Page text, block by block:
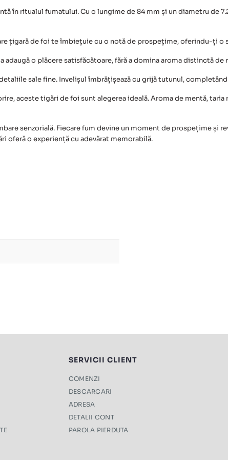
în ritualul fumatului. Cu o lungime de 84 mm și un diametru de
țigară de foi te îmbiețuie cu o notă de prospețime, oferindu-ți o
o plăcere satisfăcătoare, fără a domina aroma distinctă de
sale fine. Invelișul îmbrățișează cu grijă tutunul,
aceste tigări de foi sunt alegerea ideală. Aroma de mentă,
senzorială. Fiecare fum devine un moment de prospețime și
oferă o experiență cu adevărat memorabilă.
SERVICII CLIENT
COMENZI
DESCARCARI
ADRESA
DETALII CONT
PAROLA PIERDUTA